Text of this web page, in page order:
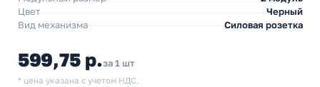
Цвет
Черный
Вид механизма
Силовая розетка
599,75 р.за 1 шт
* цена указана с учетом НДС.